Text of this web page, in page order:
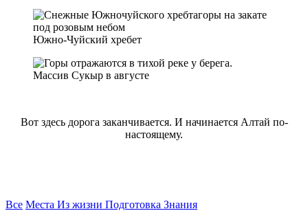
Южно-Чуйский хребет
Массив Сукыр в августе
Вот здесь дорога заканчивается. И начинается Алтай по-
настоящему.
Все Места Из жизни Подготовка Знания